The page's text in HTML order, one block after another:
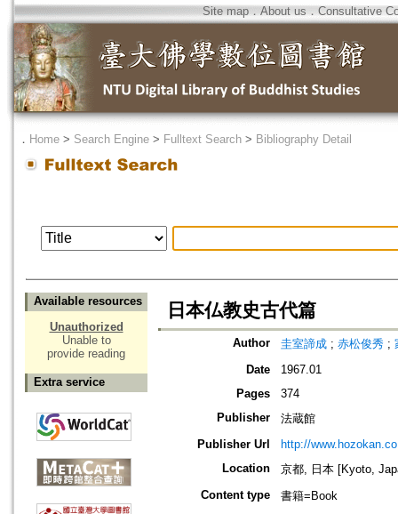
Site map．About us ． Consultative
． Home > Search Engine > Fulltext Search > Bibliography Detail
Available resources
Unauthorized
Unable to
provide reading
Extra service
日本仏教史古代篇
Author 圭室諦成 ; 赤松俊秀 ;
Date
1967.01
Pages
374
Publisher
法蔵館
Publisher Url
http://
Location
京都, 日本 [Kyoto,
Content type
書籍=Book